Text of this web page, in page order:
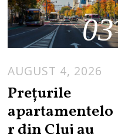
03
AUGUST 4, 2026
Prețurile
apartamentelo